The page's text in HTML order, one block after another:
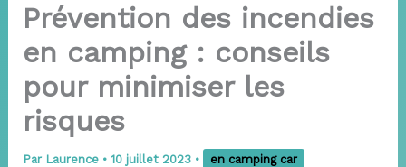
Prévention des incendies
en camping : conseils
pour minimiser les
risques
Par Laurence • 10 juillet 2023 • en camping car